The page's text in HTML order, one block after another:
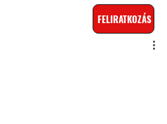
FELIRATKOZÁS